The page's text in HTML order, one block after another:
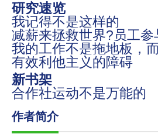
研究速览
我记得不是这样的
减薪来拯救世界?员工参
我的工作不是拖地板，
有效利他主义的障碍
新书架
合作社运动不是万能的
作者简介